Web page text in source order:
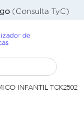
(Consulta TyC)
INFANTIL TCK2502